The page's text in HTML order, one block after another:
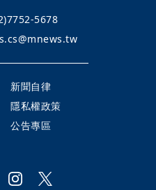
5678
新聞自律
隱私權政策
公告專區